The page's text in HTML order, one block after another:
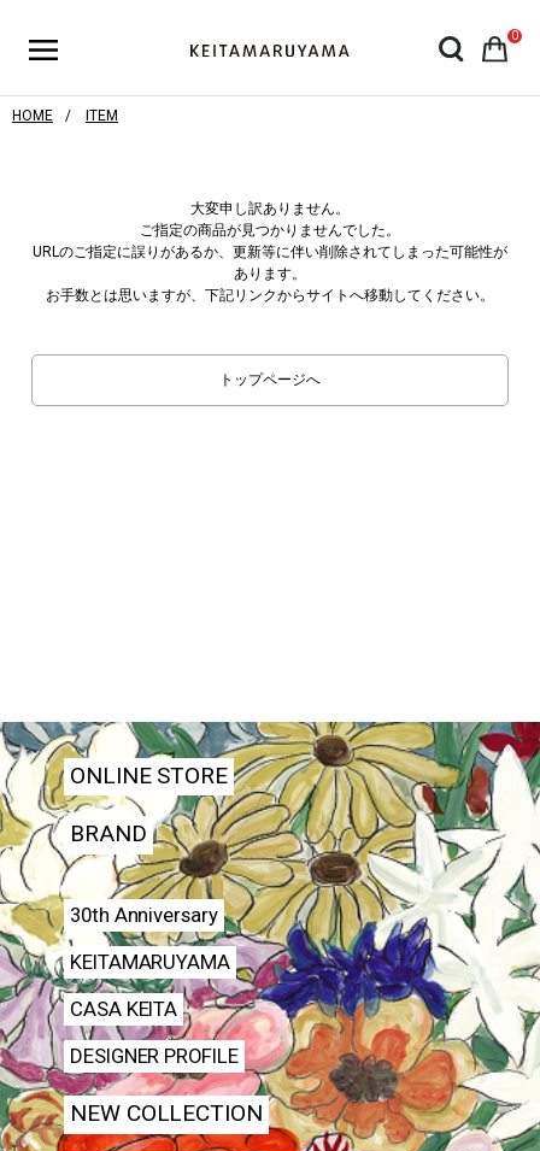
0
HOME ITEM
大変申し訳ありません。
ご指定の商品が見つかりませんでした。
URLのご指定に誤りがあるか、更新等に伴い削除されてしまった可能性が
あります。
お手数とは思いますが、下記リンクからサイトへ移動してください。
トップページへ
ONLINE STORE
BRAND
30th Anniversary
KEITAMARUYAMA
CASA KEITA
DESIGNER PROFILE
NEW COLLECTION